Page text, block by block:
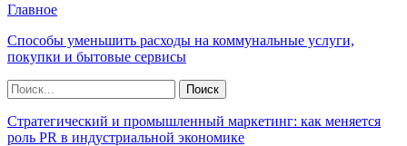
Главное
Способы уменьшить расходы на коммунальные услуги,
покупки и бытовые сервисы
Стратегический и промышленный маркетинг: как меняется
роль PR в индустриальной экономике